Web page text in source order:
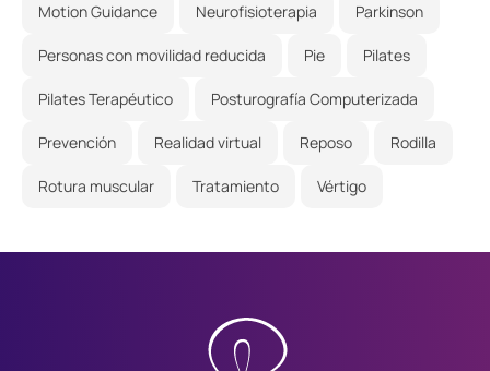
Motion Guidance Neurofisioterapia Parkinson
Personas con movilidad reducida Pie Pilates
Pilates Terapéutico Posturografía Computerizada
Prevención Realidad virtual Reposo Rodilla
Rotura muscular Tratamiento Vértigo